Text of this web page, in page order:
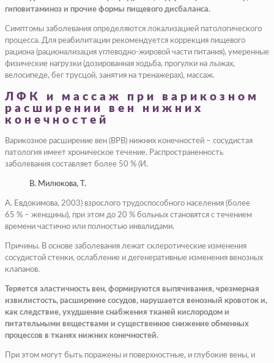
гиповитаминоз и прочие формы пищевого дисбаланса.
Симптомы заболевания определяются локализацией патологического
процесса. Для реабилитации рекомендуется коррекция пищевого
рациона (рационализация углеводно-жировой части питания), умеренные
физические нагрузки (дозированная ходьба, прогулки на лыжах,
велосипеде, бег трусцой, занятия на тренажерах), массаж.
ЛФК и массаж при варикозном
расширении вен нижних
конечностей
Варикозное расширение вен (ВРВ) нижних конечностей – сосудистая
патология имеет хроническое течение. Распространенность
заболевания составляет более 50 % (И.
В. Милюкова, Т.
А. Евдокимова, 2003) взрослого трудоспособного населения (более
65 % – женщины), при этом до 20 % больных становятся с течением
времени частично или полностью инвалидами.
Причины. В основе заболевания лежат склеротические изменения
сосудистой стенки, ослабление и дегенеративные изменения венозных
клапанов.
Теряется эластичность вен, формируются выпячивания, чрезмерная
извилистость, расширение сосудов, нарушается венозный кровоток и,
как следствие, ухудшение снабжения тканей кислородом и
питательными веществами и существенное снижение обменных
процессов в тканях нижних конечностей.
При этом могут быть поражены и поверхностные, и глубокие вены, и